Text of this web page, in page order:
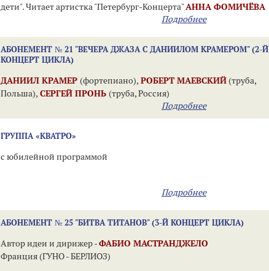
дети". Читает артистка "Петербург-Концерта"АННА ФОМИЧЁВА
Подробнее
АБОНЕМЕНТ № 21 "ВЕЧЕРА ДЖАЗА С ДАНИИЛОМ КРАМЕРОМ" (2-Й
КОНЦЕРТ ЦИКЛА)
ДАНИИЛ КРАМЕР (фортепиано), РОБЕРТ МАЕВСКИЙ(труба,
Польша), СЕРГЕЙ ПРОНЬ (труба, Россия)
Подробнее
ГРУППА «КВАТРО»
с юбилейной программой
Подробнее
АБОНЕМЕНТ № 25 "БИТВА ТИТАНОВ" (3-Й КОНЦЕРТ ЦИКЛА)
Автор идеи и дирижер -ФАБИО МАСТРАНДЖЕЛО
Франция (ГУНО - БЕРЛИОЗ)